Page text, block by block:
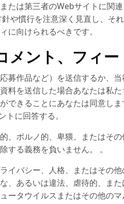
たは第三者のWebサイトに関
や慣行を注意深く見直し、
に向けられるべきです。
メント、フィ
募作品など）を送信するか、
料を送信した場合あなたは私
できることにあなたは同意し
に回答する。
、ポルノ的、卑猥、またはそ
する義務を負いません。 。
イバシー、人格、またはその
、あるいは違法、虐待的、ま
ータウイルスまたはその他の